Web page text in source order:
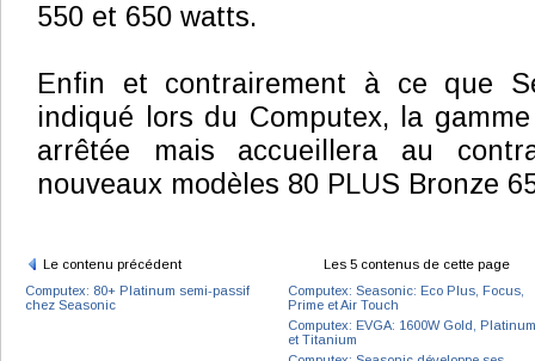
550 et 650 watts.
Enfin et contrairement à ce que
indiqué lors du Computex, la
arrêtée mais accueillera au
nouveaux modèles 80 PLUS Bronze
Le contenu précédent
Computex: 80+ Platinum semi-passif
chez Seasonic
Les 5 contenus de cette page
Computex: Seasonic: Eco Plus, Focus,
Prime et Air Touch
Computex: EVGA: 1600W Gold, Platinum
et Titanium